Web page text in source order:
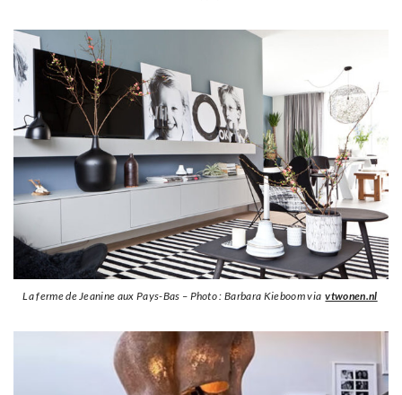
La ferme de Jeanine aux Pays-Bas – Photo : Barbara Kieboom via vtwonen.nl